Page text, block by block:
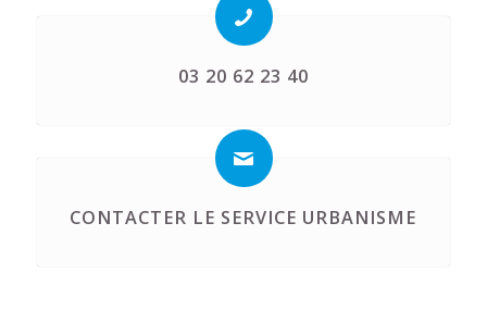
03 20 62 23 40
CONTACTER LE SERVICE URBANISME